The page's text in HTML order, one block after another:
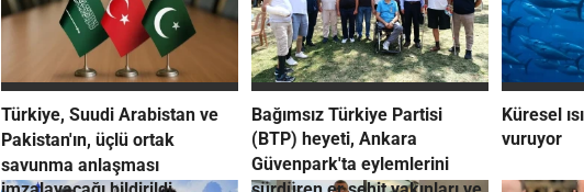
Türkiye, Suudi Arabistan ve
Pakistan'ın, üçlü ortak
savunma anlaşması
Bağımsız Türkiye Partisi
(BTP) heyeti, Ankara
Güvenpark'ta eylemlerini
Küresel
vuruyor